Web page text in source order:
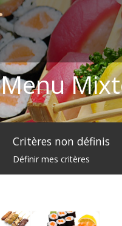
Menu
Critères non définis
Définir mes critères